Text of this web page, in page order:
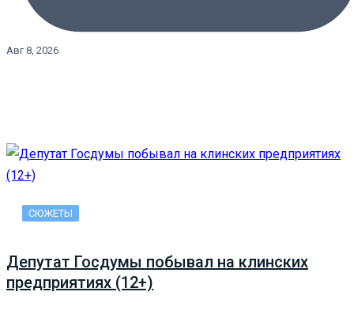
Авг 8, 2026
СЮЖЕТЫ
Депутат Госдумы побывал на клинских
предприятиях (12+)